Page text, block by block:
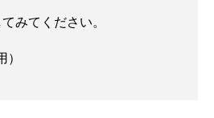
みてください。
）